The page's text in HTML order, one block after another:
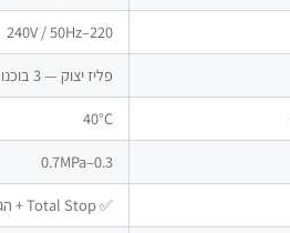
220–240V / 50Hz
פליז יצוק — 3 בוכנות
40°C
0.3–0.7MPa
✅ Total Stop + הגנה תרמית